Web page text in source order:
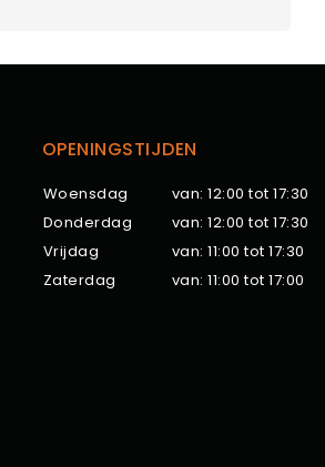
OPENINGSTIJDEN
Woensdag
van: 12:00 tot 17:30
Donderdag
van: 12:00 tot 17:30
Vrijdag
van: 11:00 tot 17:30
Zaterdag
van: 11:00 tot 17:00